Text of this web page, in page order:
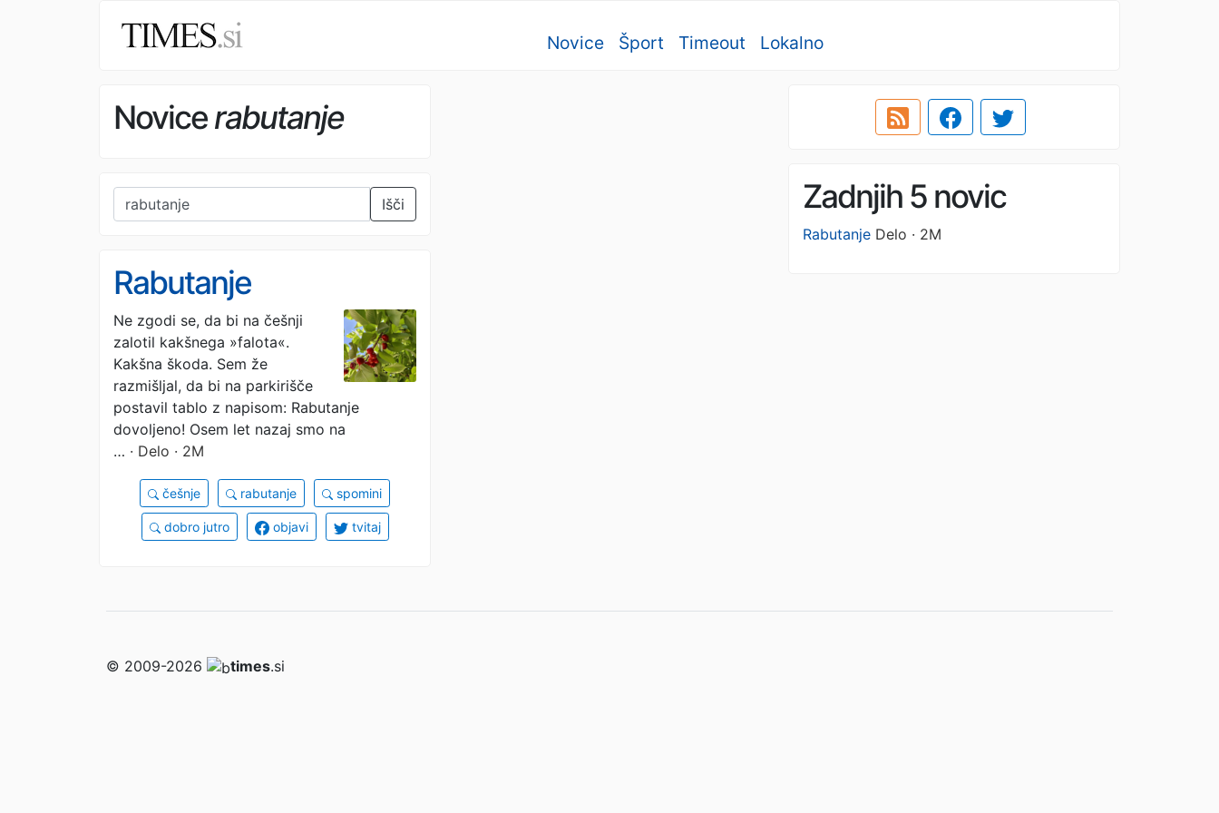
Novice Šport Timeout Lokalno
Novicerabutanje
Išči Zadnjih 5 novic
Rabutanje Delo · 2M
Rabutanje
Ne zgodi se, da bi na češnji
zalotil kakšnega »falota«.
Kakšna škoda. Sem že
razmišljal, da bi na parkirišče
postavil tablo z napisom: Rabutanje
dovoljeno! Osem let nazaj smo na
… · Delo · 2M
češnje rabutanje spomini
dobro jutro objavi tvitaj
© 2009-2026 times.si